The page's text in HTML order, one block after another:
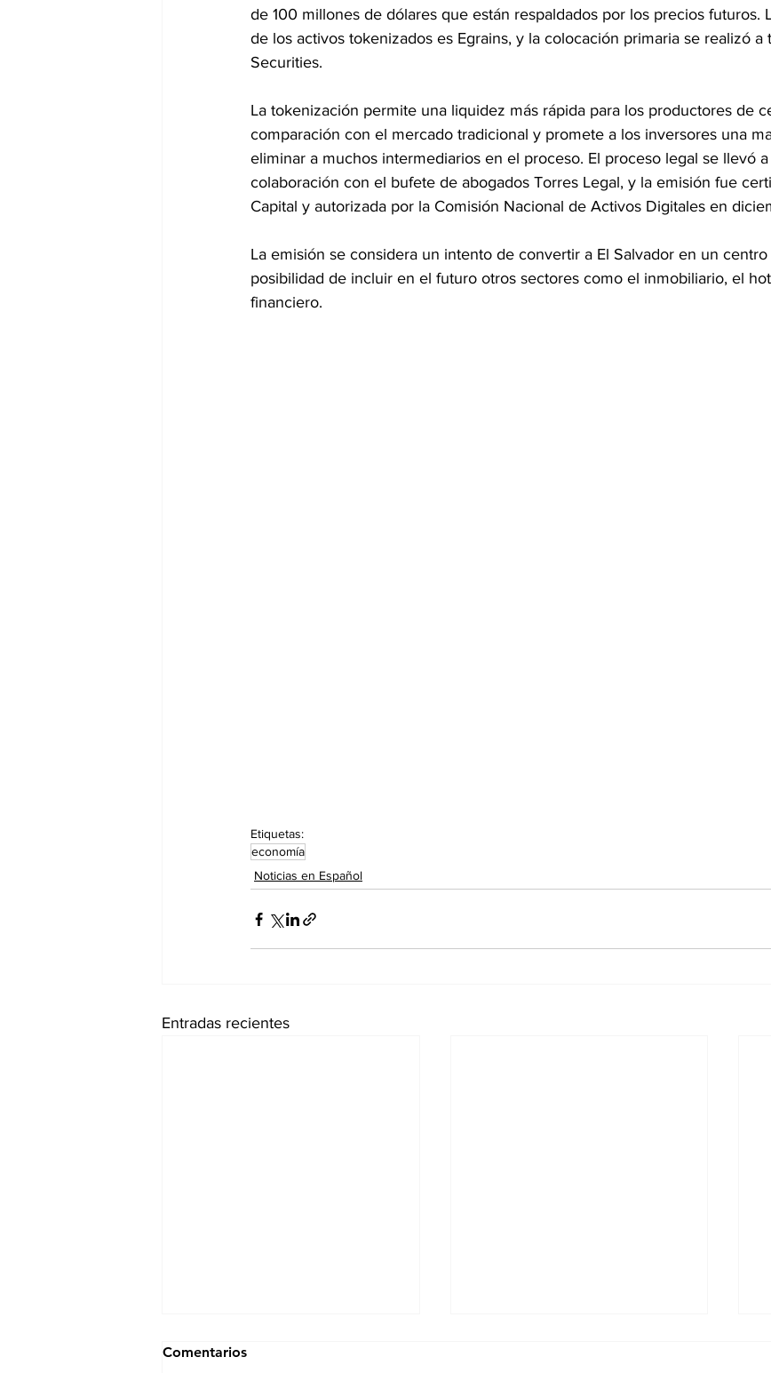
de 100 millones de dólares que están respaldados por los precios futuros.
de los activos tokenizados es Egrains, y la colocación primaria se realizó a
Securities.
La tokenización permite una liquidez más rápida para los productores de
comparación con el mercado tradicional y promete a los inversores una
eliminar a muchos intermediarios en el proceso. El proceso legal se llevó
colaboración con el bufete de abogados Torres Legal, y la emisión fue
Capital y autorizada por la Comisión Nacional de Activos Digitales en
La emisión se considera un intento de convertir a El Salvador en un
posibilidad de incluir en el futuro otros sectores como el inmobiliario, el
financiero.
Etiquetas:
economía
Noticias en Español
Entradas recientes
Comentarios